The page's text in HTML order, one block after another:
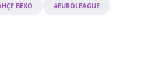
aşağıda yer alan panel
BEKO #EUROLEAGUE